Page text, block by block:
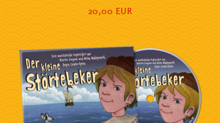
20,00 EUR